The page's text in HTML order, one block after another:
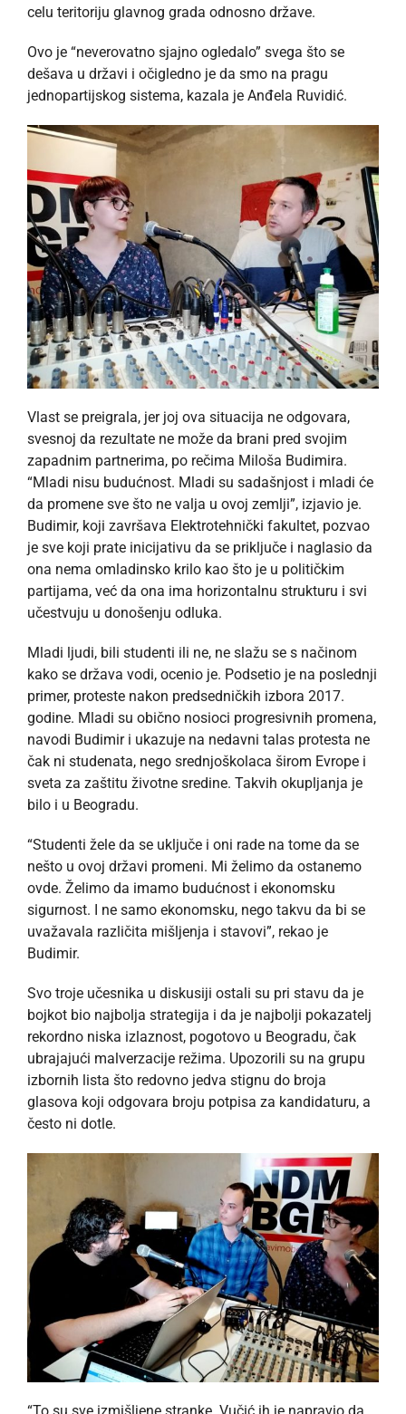
celu teritoriju glavnog grada odnosno države.
Ovo je “neverovatno sjajno ogledalo” svega što se
dešava u državi i očigledno je da smo na pragu
jednopartijskog sistema, kazala je Anđela Ruvidić.
Vlast se preigrala, jer joj ova situacija ne odgovara,
svesnoj da rezultate ne može da brani pred svojim
zapadnim partnerima, po rečima Miloša Budimira.
“Mladi nisu budućnost. Mladi su sadašnjost i mladi će
da promene sve što ne valja u ovoj zemlji”, izjavio je.
Budimir, koji završava Elektrotehnički fakultet, pozvao
je sve koji prate inicijativu da se priključe i naglasio da
ona nema omladinsko krilo kao što je u političkim
partijama, već da ona ima horizontalnu strukturu i svi
učestvuju u donošenju odluka.
Mladi ljudi, bili studenti ili ne, ne slažu se s načinom
kako se država vodi, ocenio je. Podsetio je na poslednji
primer, proteste nakon predsedničkih izbora 2017.
godine. Mladi su obično nosioci progresivnih promena,
navodi Budimir i ukazuje na nedavni talas protesta ne
čak ni studenata, nego srednjoškolaca širom Evrope i
sveta za zaštitu životne sredine. Takvih okupljanja je
bilo i u Beogradu.
“Studenti žele da se uključe i oni rade na tome da se
nešto u ovoj državi promeni. Mi želimo da ostanemo
ovde. Želimo da imamo budućnost i ekonomsku
sigurnost. I ne samo ekonomsku, nego takvu da bi se
uvažavala različita mišljenja i stavovi”, rekao je
Budimir.
Svo troje učesnika u diskusiji ostali su pri stavu da je
bojkot bio najbolja strategija i da je najbolji pokazatelj
rekordno niska izlaznost, pogotovo u Beogradu, čak
ubrajajući malverzacije režima. Upozorili su na grupu
izbornih lista što redovno jedva stignu do broja
glasova koji odgovara broju potpisa za kandidaturu, a
često ni dotle.